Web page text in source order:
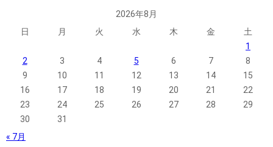
2026年8月
日
月 火 水 木 金
土
1
2
3 4 5 6 7
8
9
10 11 12 13 14
15
16
17 18 19 20 21
22
23
24 25 26 27 28
29
30
31
« 7月